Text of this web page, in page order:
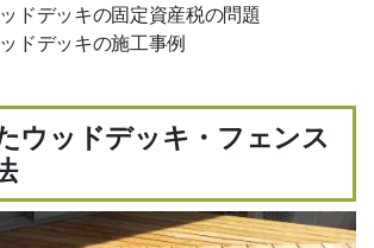
ドデッキの固定資産税の問題
ドデッキの施工事例
ウッドデッキ・フェンス